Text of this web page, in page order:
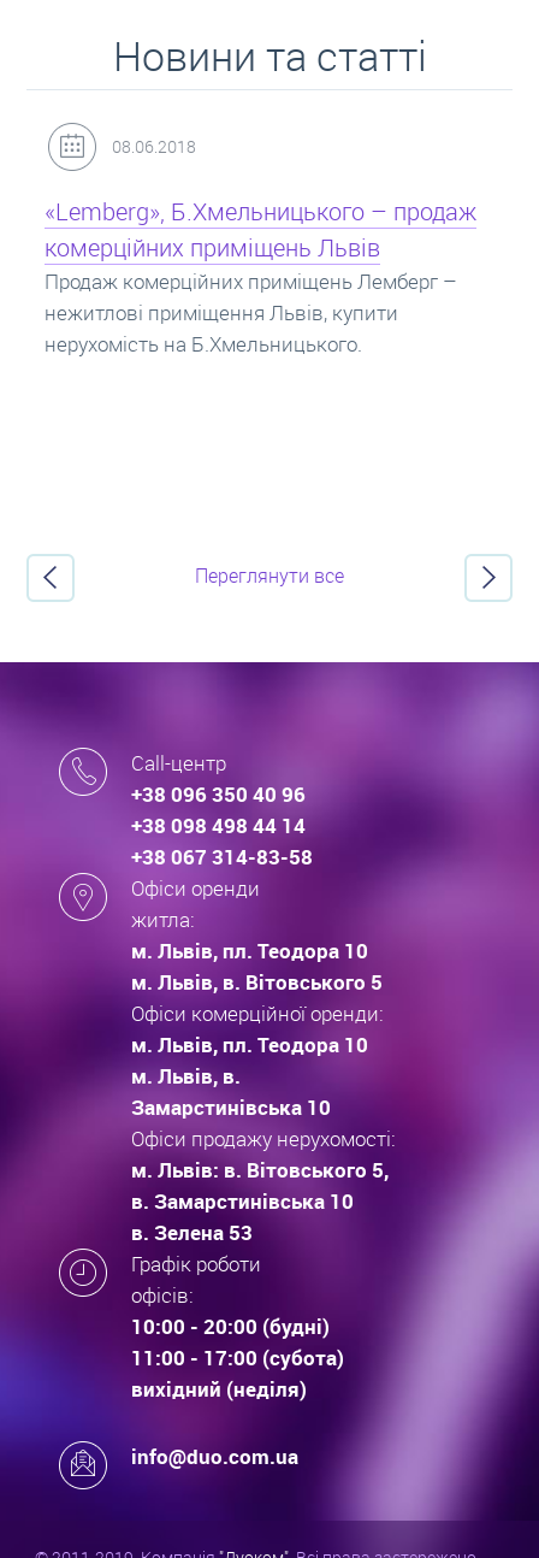
Новини та статті
31.05.2018
Кредит під заставу нерухомості: іпотека
Іпотека на квартиру – кредит на житло під
заставу нерухомості. Купити в іпотеку – що
потрібно знати? Консультація від Експертів
про іпотечні кредити.
Переглянути все
Call-центр
+38 096 350 40 96
+38 098 498 44 14
+38 067 314-83-58
Офіси оренди
житла:
м. Львів, пл. Теодора 10
м. Львів, в. Вітовського 5
Офіси комерційної оренди:
м. Львів, пл. Теодора 10
м. Львів, в.
Замарстинівська 10
Офіси продажу нерухомості:
м. Львів: в. Вітовського 5,
в. Замарстинівська 10
в. Зелена 53
Графік роботи
офісів:
10:00 - 20:00 (будні)
11:00 - 17:00 (субота)
вихідний (неділя)
info@duo.com.ua